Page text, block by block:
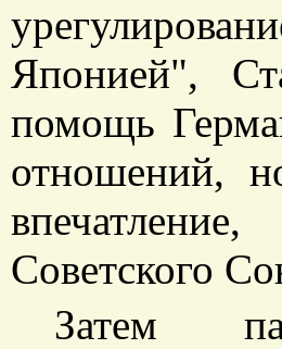
Японией",
помощь
отношений,
Советского
Затем